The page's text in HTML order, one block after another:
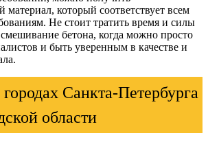
материал, который соответствует всем
Не стоит тратить время и силы
смешивание бетона, когда можно просто
и быть уверенным в качестве и
Санкта-Петербурга
области